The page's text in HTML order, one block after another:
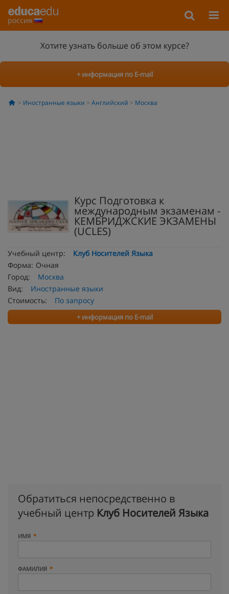
россия
Хотите узнать больше об этом курсе?
+ информация по E-mail
Иностранные языки Английский Москва
Курс Подготовка к
международным экзаменам -
КЕМБРИДЖСКИЕ ЭКЗАМЕНЫ
(UCLES)
Учебный центр:
Клуб Носителей Языка
Форма: Очная
Город:
Москва
Вид:
Иностранные языки
Стоимость:
По запросу
+ информация по E-mail
Обратиться непосредственно в
учебный центр Клуб Носителей Языка
ИМЯ
ФАМИЛИЯ